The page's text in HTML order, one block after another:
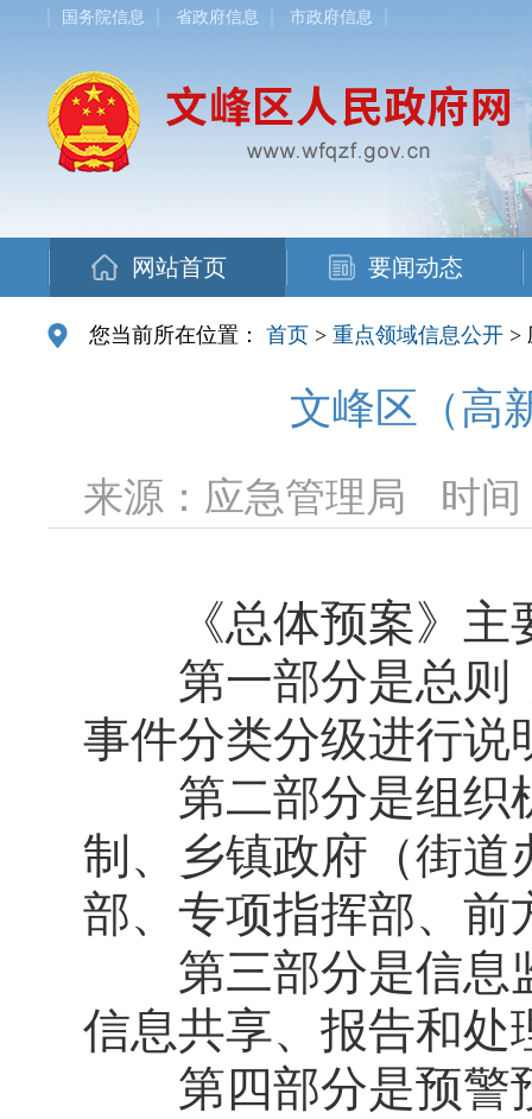
国务院信息 省政府信息 市政府信息
网站首页 要闻动态
您当前所在位置： 首页 > 重点领域信息公开 >
文峰区（高
来源：应急管理局 时间
《总体预案》主
第一部分是总则，
事件分类分级进行说
第二部分是组织机
制、乡镇政府（街道
部、专项指挥部、前
第三部分是信息监
信息共享、报告和处
第四部分是预警预